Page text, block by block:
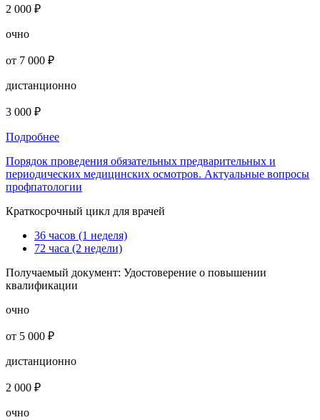
2 000 ₽
очно
от 7 000 ₽
дистанционно
3 000 ₽
Подробнее
Порядок проведения обязательных предварительных и
периодических медицинских осмотров. Актуальные вопросы
профпатологии
Краткосрочный цикл для врачей
36 часов (1 неделя)
72 часа (2 недели)
Получаемый документ: Удостоверение о повышении
квалификации
очно
от 5 000 ₽
дистанционно
2 000 ₽
очно